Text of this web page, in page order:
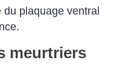
plaquage ventral
meurtriers